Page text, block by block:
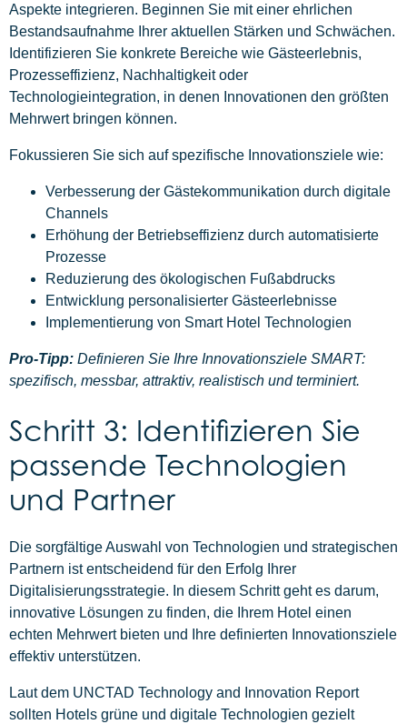
Aspekte integrieren. Beginnen Sie mit einer ehrlichen
Bestandsaufnahme Ihrer aktuellen Stärken und Schwächen.
Identifizieren Sie konkrete Bereiche wie Gästeerlebnis,
Prozesseffizienz, Nachhaltigkeit oder
Technologieintegration, in denen Innovationen den größten
Mehrwert bringen können.
Fokussieren Sie sich auf spezifische Innovationsziele wie:
Verbesserung der Gästekommunikation durch digitale
Channels
Erhöhung der Betriebseffizienz durch automatisierte
Prozesse
Reduzierung des ökologischen Fußabdrucks
Entwicklung personalisierter Gästeerlebnisse
Implementierung von Smart Hotel Technologien
Pro-Tipp: Definieren Sie Ihre Innovationsziele SMART:
spezifisch, messbar, attraktiv, realistisch und terminiert.
Schritt 3: Identifizieren Sie
passende Technologien
und Partner
Die sorgfältige Auswahl von Technologien und strategischen
Partnern ist entscheidend für den Erfolg Ihrer
Digitalisierungsstrategie. In diesem Schritt geht es darum,
innovative Lösungen zu finden, die Ihrem Hotel einen
echten Mehrwert bieten und Ihre definierten Innovationsziele
effektiv unterstützen.
Laut dem UNCTAD Technology and Innovation Report
sollten Hotels grüne und digitale Technologien gezielt